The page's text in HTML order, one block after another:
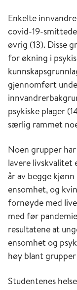
Enkelte
covid-19-
øvrig (13). Disse
for økning i
gjennomført
psykiske plager
særlig rammet
Noen grupper
lavere livskvalitet
år av begge
ensomhet, og
fornøyde med
med før
resultatene at
ensomhet og
høy blant
Studentenes